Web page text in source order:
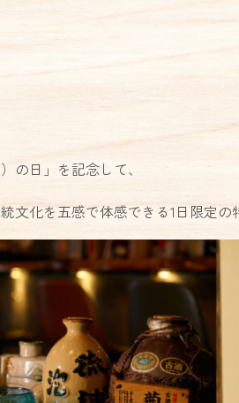
の日」を記念して、
文化を五感で体感できる1日限定の